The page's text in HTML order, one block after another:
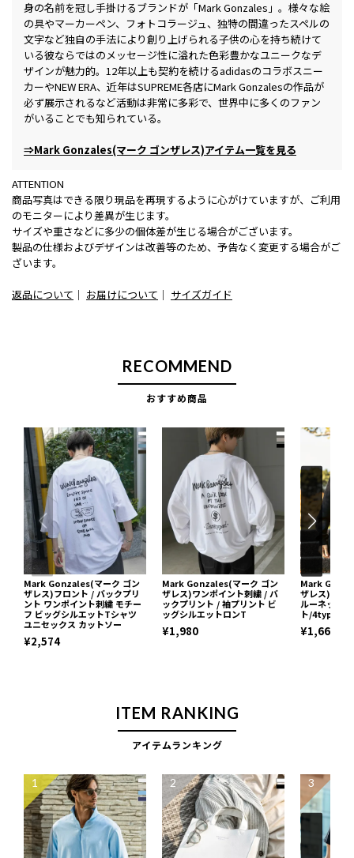
身の名前を冠し手掛けるブランドが「Mark Gonzales」。様々な絵
の具やマーカーペン、フォトコラージュ、独特の間違ったスペルの
文字など独自の手法により創り上げられる子供の心を持ち続けて
いる彼ならではのメッセージ性に溢れた色彩豊かなユニークなデ
ザインが魅力的。12年以上も契約を続けるadidasのコラボスニー
カーやNEW ERA、近年はSUPREME各店にMark Gonzalesの作品が
必ず展示されるなど活動は非常に多彩で、世界中に多くのファン
がいることでも知られている。
⇒Mark Gonzales(マーク ゴンザレス)アイテム一覧を見る
ATTENTION
商品写真はできる限り現品を再現するように心がけていますが、ご利用
のモニターにより差異が生じます。
サイズや重さなどに多少の個体差が生じる場合がございます。
製品の仕様およびデザインは改善等のため、予告なく変更する場合がご
ざいます。
返品について ｜ お届けについて ｜ サイズガイド
RECOMMEND
おすすめ商品
Mark Gonzales(マーク ゴン
ザレス)フロント / バックプリ
ント ワンポイント刺繍 モチー
フ ビッグシルエットTシャツ
ユニセックス カットソー
¥2,574
Mark Gonzales(マーク ゴン
ザレス)ワンポイント刺繍 / バ
ックプリント / 袖プリント ビ
ッグシルエットロンT
¥1,980
Mark
ザレス)フロ
ルーネック
ト/4type/
¥1,663
ITEM RANKING
アイテムランキング
1 2 3